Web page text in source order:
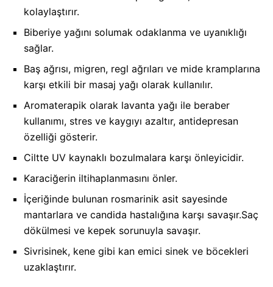
kolaylaştırır.
Biberiye yağını solumak odaklanma ve uyanıklığı
sağlar.
Baş ağrısı, migren, regl ağrıları ve mide kramplarına
karşı etkili bir masaj yağı olarak kullanılır.
Aromaterapik olarak lavanta yağı ile beraber
kullanımı, stres ve kaygıyı azaltır, antidepresan
özelliği gösterir.
Ciltte UV kaynaklı bozulmalara karşı önleyicidir.
Karaciğerin iltihaplanmasını önler.
İçeriğinde bulunan rosmarinik asit sayesinde
mantarlara ve candida hastalığına karşı savaşır.Saç
dökülmesi ve kepek sorunuyla savaşır.
Sivrisinek, kene gibi kan emici sinek ve böcekleri
uzaklaştırır.